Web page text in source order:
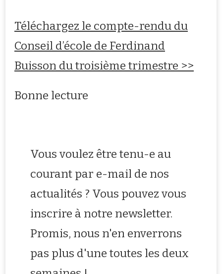
Téléchargez le compte-rendu du
Conseil d’école de Ferdinand
Buisson du troisième trimestre >>
Bonne lecture
Vous voulez être tenu-e au
courant par e-mail de nos
actualités ? Vous pouvez vous
inscrire à notre newsletter.
Promis, nous n'en enverrons
pas plus d'une toutes les deux